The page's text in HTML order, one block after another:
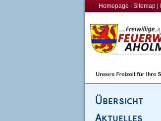
Homepage Sitemap